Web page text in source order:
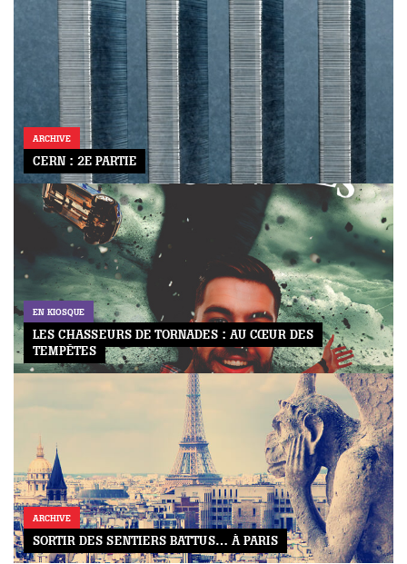
ARCHIVE
CERN : 2E PARTIE
EN KIOSQUE
LES CHASSEURS DE TORNADES : AU CŒUR DES
TEMPÊTES
ARCHIVE
SORTIR DES SENTIERS BATTUS… À PARIS